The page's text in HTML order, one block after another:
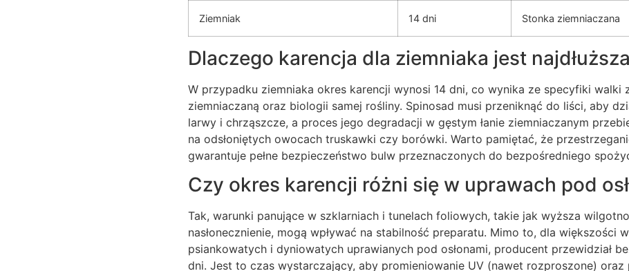
Ziemniak 14 dni Stonka ziemniaczana
Dlaczego karencja dla ziemniaka jest
W przypadku ziemniaka okres karencji wynosi 14 dni, co wynika ze specyfiki walki
ziemniaczaną oraz biologii samej rośliny. Spinosad musi przeniknąć do liści, aby
larwy i chrząszcze, a proces jego degradacji w gęstym łanie ziemniaczanym
na odsłoniętych owocach truskawki czy borówki. Warto pamiętać, że
gwarantuje pełne bezpieczeństwo bulw przeznaczonych do bezpośredniego
Czy okres karencji różni się w uprawach pod
Tak, warunki panujące w szklarniach i tunelach foliowych, takie jak wyższa
nasłonecznienie, mogą wpływać na stabilność preparatu. Mimo to, dla większości
psiankowatych i dyniowatych uprawianych pod osłonami, producent przewidział
dni. Jest to czas wystarczający, aby promieniowanie UV (nawet rozproszone) oraz